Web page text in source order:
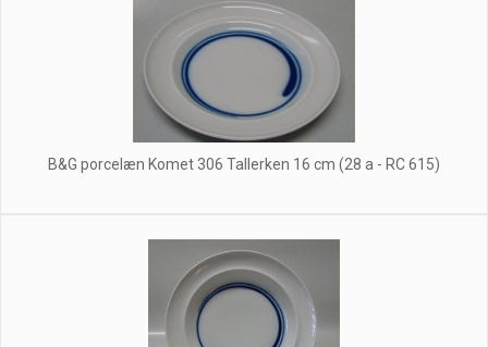
B&G porcelæn Komet 306 Tallerken 16 cm (28 a - RC 615)